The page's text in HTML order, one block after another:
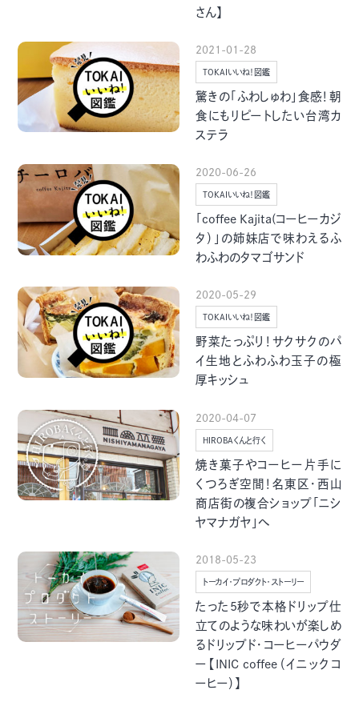
ノスタルジック
さんぽ
本・まち 自転車・まち
スタッフ紹介
検索する
CLOSE
さん】
2021-01-28
TOKAIいいね！図鑑
驚きの「ふわしゅわ」食感！朝
食にもリピートしたい台湾カ
ステラ
2020-06-26
TOKAIいいね！図鑑
「coffee Kajita(コーヒーカジ
タ）」の姉妹店で味わえるふ
わふわのタマゴサンド
2020-05-29
TOKAIいいね！図鑑
野菜たっぷり！サクサクのパ
イ生地とふわふわ玉子の極
厚キッシュ
2020-04-07
HIROBAくんと行く
焼き菓子やコーヒー片手に
くつろぎ空間！名東区・西山
商店街の複合ショップ「ニシ
ヤマナガヤ」へ
2018-05-23
トーカイ・プロダクト・ストーリー
たった5秒で本格ドリップ仕
立てのような味わいが楽しめ
るドリップド・コーヒーパウダ
ー【INIC coffee（イニックコ
ーヒー）】